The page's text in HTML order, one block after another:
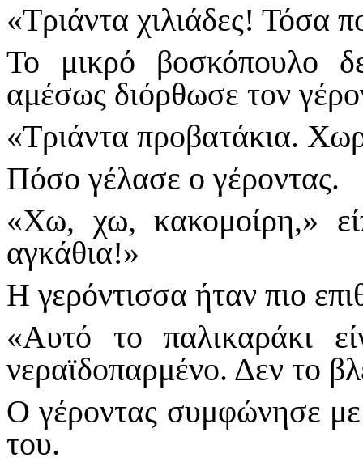
«Τριάντα χιλιάδες! Τόσα
Το μικρό βοσκόπουλο
αμέσως διόρθωσε τον
«Τριάντα προβατάκια.
Πόσο γέλασε ο γέροντας.
«Χω, χω, κακομοίρη,»
αγκάθια!»
Η γερόντισσα ήταν πιο
«Αυτό το παλικαράκι
νεραϊδοπαρμένο. Δεν το
Ο γέροντας συμφώνησε με
του.